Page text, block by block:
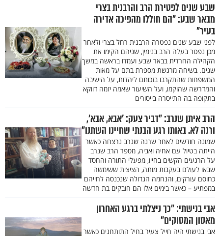
שבע שנים לפטירת הרב והרבנית בצרי
מבאר שבע: "הם חוללו מהפיכה אדירה
בעיר"
לפני שבע שנים נפטרה הרבנית רחל בצרי ולאחר
מכן נפטר בעלה הרב בנימין, שניהם הקימו את
הקהילה החרדית בבאר שבע ועמדו בראשה במשך
שנים. בשיחה מרגשת מספרת בתם על מאות
המשפחות שהתקרבו בזכותם ליהדות, על הישיבה
והמדרשה שהוקמו, ועל השיעור שאמה יזמה דווקא
בתקופה בה התייסרה בייסורים
הרב איתן שנרב: "דביר צעק: 'אבא, אבא',
ורנה לא. באותו רגע הבנתי שחיינו השתנו"
שמונה חודשים לאחר שרנה שנרב נרצחה כאשר
הייתה בטיול עם אחיה ואביה, מספר הרב שנרב
על הרגעים הקשים בחייו, מפעלי התורה והחסד
שבאו לעולם בעקבות מותה, הציצית ששימשה
כחוסם עורקים, והנחמה הגדולה שנכנסה לחייהם
במפתיע – כאשר בימים אלו הם חובקים בת חדשה
אבי בנישתי: "כך ניצלתי ברגע האחרון
מאסון המסוקים"
אבי בנישתי היה חייל צעיר בחיל התותחנים כאשר